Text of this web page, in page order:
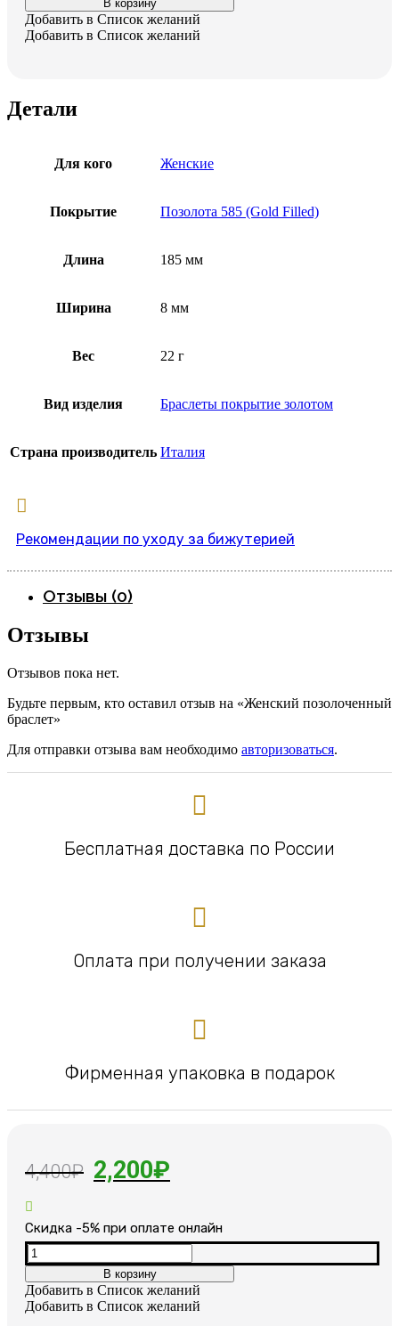
Женский
позолоченный
браслет
В корзину
Добавить в Список желаний
Добавить в Список желаний
Детали
Для кого Женские
Покрытие Позолота 585 (Gold Filled)
Длина 185 мм
Ширина 8 мм
Вес 22 г
Вид изделия Браслеты покрытие золотом
Страна производитель Италия
Рекомендации по уходу за бижутерией
Отзывы (0)
Отзывы
Отзывов пока нет.
Будьте первым, кто оставил отзыв на «Женский позолоченный
браслет»
Для отправки отзыва вам необходимо авторизоваться.
Бесплатная доставка по России
Оплата при получении заказа
Фирменная упаковка в подарок
4,400₽ Первоначальная
составляла
4,400₽.
2,200₽
2,200₽.
Cкидка -5% при оплате онлайн
Количество
товара
Женский
позолоченный
браслет
В корзину
Добавить в Список желаний
Добавить в Список желаний